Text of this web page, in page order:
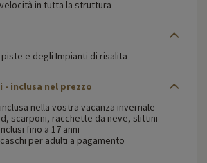
in tutta la struttura
e degli Impianti di risalita
inclusa nel prezzo
nella vostra vacanza invernale
scarponi, racchette da neve, slittini
fino a 17 anni
per adulti a pagamento